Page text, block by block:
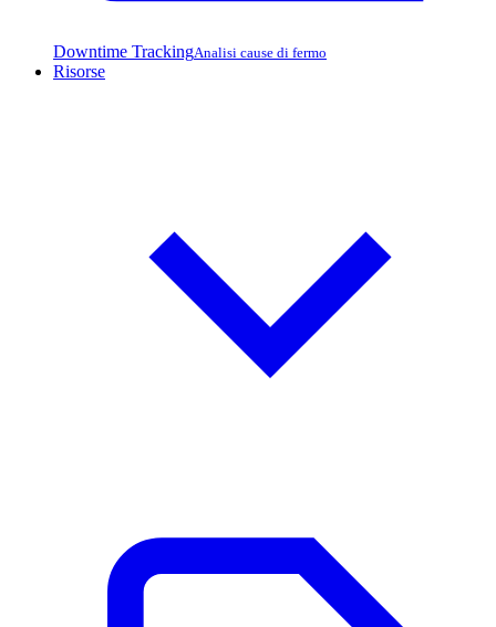
Downtime TrackingAnalisi cause di fermo
Risorse